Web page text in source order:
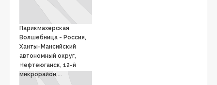
Парикмахерская
Волшебница - Россия,
Ханты-Мансийский
автономный округ,
Нефтеюганск, 12-й
микрорайон,...